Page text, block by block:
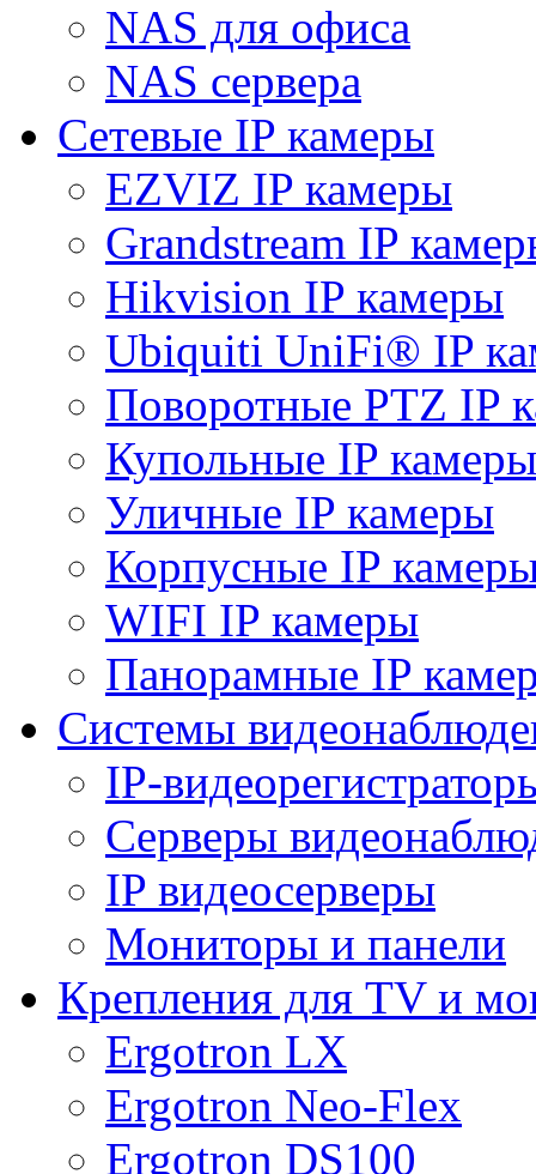
NAS для офиса
NAS сервера
Сетевые IP камеры
EZVIZ IP камеры
Grandstream IP
Hikvision IP камеры
Ubiquiti UniFi® IP
Поворотные PTZ IP
Купольные IP камеры
Уличные IP камеры
Корпусные IP
WIFI IP камеры
Панорамные IP
Системы
IP-
Серверы
IP видеосерверы
Мониторы и панели
Крепления для TV и
Ergotron LX
Ergotron Neo-Flex
Ergotron DS100